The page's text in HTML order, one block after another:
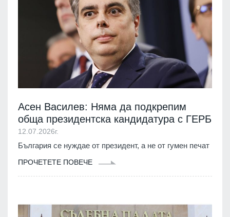
Асен Василев: Няма да подкрепим
обща президентска кандидатура с ГЕРБ
12.07.2026г.
България се нуждае от президент, а не от гумен печат
ПРОЧЕТЕТЕ ПОВЕЧЕ